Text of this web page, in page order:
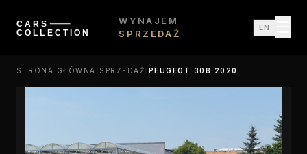
WYNAJEM
SPRZEDAŻ
EN
STRONA GŁÓWNA SPRZEDAŻ PEUGEOT 308 2020